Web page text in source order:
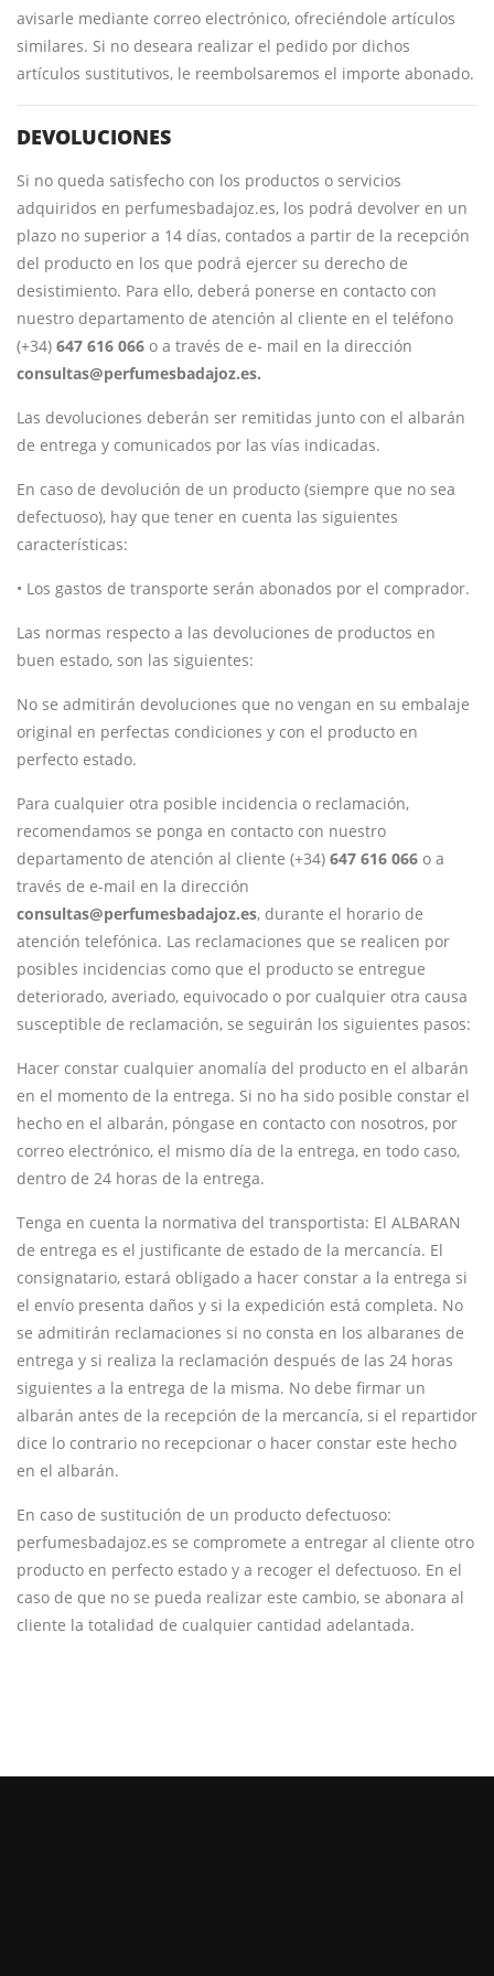
avisarle mediante correo electrónico, ofreciéndole artículos
similares. Si no deseara realizar el pedido por dichos
artículos sustitutivos, le reembolsaremos el importe abonado.
DEVOLUCIONES
Si no queda satisfecho con los productos o servicios
adquiridos en perfumesbadajoz.es, los podrá devolver en un
plazo no superior a 14 días, contados a partir de la recepción
del producto en los que podrá ejercer su derecho de
desistimiento. Para ello, deberá ponerse en contacto con
nuestro departamento de atención al cliente en el teléfono
(+34) 647 616 066 o a través de e- mail en la dirección
consultas@perfumesbadajoz.es.
Las devoluciones deberán ser remitidas junto con el albarán
de entrega y comunicados por las vías indicadas.
En caso de devolución de un producto (siempre que no sea
defectuoso), hay que tener en cuenta las siguientes
características:
• Los gastos de transporte serán abonados por el comprador.
Las normas respecto a las devoluciones de productos en
buen estado, son las siguientes:
No se admitirán devoluciones que no vengan en su embalaje
original en perfectas condiciones y con el producto en
perfecto estado.
Para cualquier otra posible incidencia o reclamación,
recomendamos se ponga en contacto con nuestro
departamento de atención al cliente (+34) 647 616 066 o a
través de e-mail en la dirección
consultas@perfumesbadajoz.es, durante el horario de
atención telefónica. Las reclamaciones que se realicen por
posibles incidencias como que el producto se entregue
deteriorado, averiado, equivocado o por cualquier otra causa
susceptible de reclamación, se seguirán los siguientes pasos:
Hacer constar cualquier anomalía del producto en el albarán
en el momento de la entrega. Si no ha sido posible constar el
hecho en el albarán, póngase en contacto con nosotros, por
correo electrónico, el mismo día de la entrega, en todo caso,
dentro de 24 horas de la entrega.
Tenga en cuenta la normativa del transportista: El ALBARAN
de entrega es el justificante de estado de la mercancía. El
consignatario, estará obligado a hacer constar a la entrega si
el envío presenta daños y si la expedición está completa. No
se admitirán reclamaciones si no consta en los albaranes de
entrega y si realiza la reclamación después de las 24 horas
siguientes a la entrega de la misma. No debe firmar un
albarán antes de la recepción de la mercancía, si el repartidor
dice lo contrario no recepcionar o hacer constar este hecho
en el albarán.
En caso de sustitución de un producto defectuoso:
perfumesbadajoz.es se compromete a entregar al cliente otro
producto en perfecto estado y a recoger el defectuoso. En el
caso de que no se pueda realizar este cambio, se abonara al
cliente la totalidad de cualquier cantidad adelantada.